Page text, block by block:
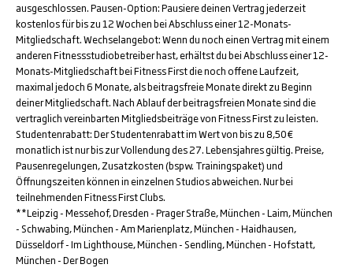
ausgeschlossen. Pausen-Option: Pausiere deinen Vertrag jederzeit
kostenlos für bis zu 12 Wochen bei Abschluss einer 12-Monats-
Mitgliedschaft. Wechselangebot: Wenn du noch einen Vertrag mit einem
anderen Fitnessstudiobetreiber hast, erhältst du bei Abschluss einer 12-
Monats-Mitgliedschaft bei Fitness First die noch offene Laufzeit,
maximal jedoch 6 Monate, als beitragsfreie Monate direkt zu Beginn
deiner Mitgliedschaft. Nach Ablauf der beitragsfreien Monate sind die
vertraglich vereinbarten Mitgliedsbeiträge von Fitness First zu leisten.
Studentenrabatt: Der Studentenrabatt im Wert von bis zu 8,50€
monatlich ist nur bis zur Vollendung des 27. Lebensjahres gültig. Preise,
Pausenregelungen, Zusatzkosten (bspw. Trainingspaket) und
Öffnungszeiten können in einzelnen Studios abweichen. Nur bei
teilnehmenden Fitness First Clubs.
**Leipzig - Messehof, Dresden - Prager Straße, München - Laim, München
- Schwabing, München - Am Marienplatz, München - Haidhausen,
Düsseldorf - Im Lighthouse, München - Sendling, München - Hofstatt,
München - Der Bogen